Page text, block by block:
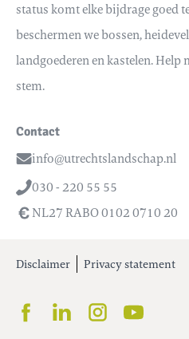
status komt elke bijdrage goed
beschermen we bossen,
landgoederen en kastelen. Help
stem.
Contact
Email
info@utrechtslandschap.nl
Telefoon
030 - 220 55 55
NL27 RABO 0102 0710 20
Disclaimer Privacy statement